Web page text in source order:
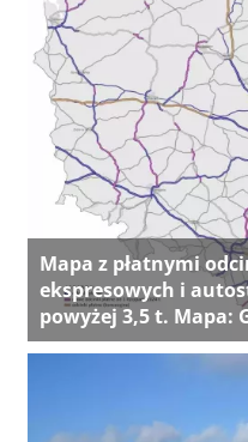
Mapa z płatnymi
ekspresowych i
powyżej 3,5 t. Mapa: